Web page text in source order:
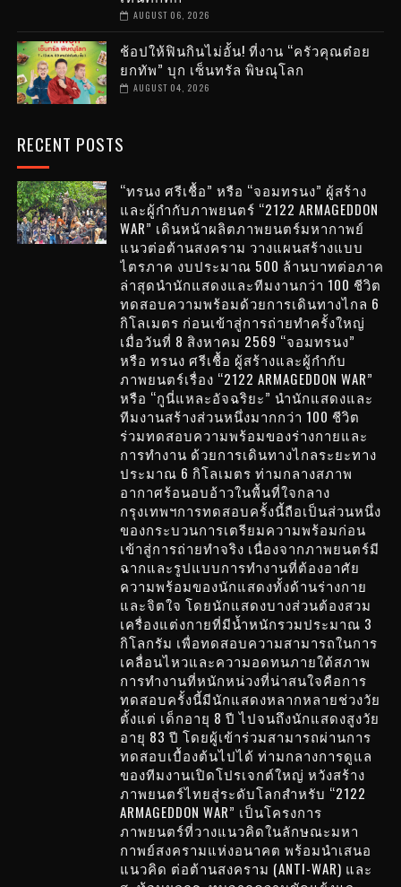
AUGUST 06, 2026
ช้อปให้ฟินกินไม่อั้น! ที่งาน “ครัวคุณต๋อย
ยกทัพ” บุก เซ็นทรัล พิษณุโลก
AUGUST 04, 2026
RECENT POSTS
“ทรนง ศรีเชื้อ” หรือ “จอมทรนง” ผู้สร้าง
และผู้กำกับภาพยนตร์ “2122 ARMAGEDDON
WAR” เดินหน้าผลิตภาพยนตร์มหากาพย์
แนวต่อต้านสงคราม วางแผนสร้างแบบ
ไตรภาค งบประมาณ 500 ล้านบาทต่อภาค
ล่าสุดนำนักแสดงและทีมงานกว่า 100 ชีวิต
ทดสอบความพร้อมด้วยการเดินทางไกล 6
กิโลเมตร ก่อนเข้าสู่การถ่ายทำครั้งใหญ่
เมื่อวันที่ 8 สิงหาคม 2569 “จอมทรนง”
หรือ ทรนง ศรีเชื้อ ผู้สร้างและผู้กำกับ
ภาพยนตร์เรื่อง “2122 ARMAGEDDON WAR”
หรือ “กูนี่แหละอัจฉริยะ” นำนักแสดงและ
ทีมงานสร้างส่วนหนึ่งมากกว่า 100 ชีวิต
ร่วมทดสอบความพร้อมของร่างกายและ
การทำงาน ด้วยการเดินทางไกลระยะทาง
ประมาณ 6 กิโลเมตร ท่ามกลางสภาพ
อากาศร้อนอบอ้าวในพื้นที่ใจกลาง
กรุงเทพฯการทดสอบครั้งนี้ถือเป็นส่วนหนึ่ง
ของกระบวนการเตรียมความพร้อมก่อน
เข้าสู่การถ่ายทำจริง เนื่องจากภาพยนตร์มี
ฉากและรูปแบบการทำงานที่ต้องอาศัย
ความพร้อมของนักแสดงทั้งด้านร่างกาย
และจิตใจ โดยนักแสดงบางส่วนต้องสวม
เครื่องแต่งกายที่มีน้ำหนักรวมประมาณ 3
กิโลกรัม เพื่อทดสอบความสามารถในการ
เคลื่อนไหวและความอดทนภายใต้สภาพ
การทำงานที่หนักหน่วงที่น่าสนใจคือการ
ทดสอบครั้งนี้มีนักแสดงหลากหลายช่วงวัย
ตั้งแต่ เด็กอายุ 8 ปี ไปจนถึงนักแสดงสูงวัย
อายุ 83 ปี โดยผู้เข้าร่วมสามารถผ่านการ
ทดสอบเบื้องต้นไปได้ ท่ามกลางการดูแล
ของทีมงานเปิดโปรเจกต์ใหญ่ หวังสร้าง
ภาพยนตร์ไทยสู่ระดับโลกสำหรับ “2122
ARMAGEDDON WAR” เป็นโครงการ
ภาพยนตร์ที่วางแนวคิดในลักษณะมหา
กาพย์สงครามแห่งอนาคต พร้อมนำเสนอ
แนวคิด ต่อต้านสงคราม (ANTI-WAR) และ